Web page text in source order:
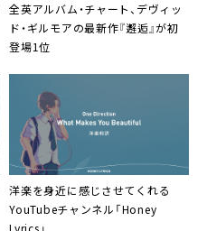
全英アルバム・チャート、デヴィッ
ド・ギルモアの最新作『邂逅』が初
登場1位
洋楽を身近に感じさせてくれる
YouTubeチャンネル「Honey
Lyrics」